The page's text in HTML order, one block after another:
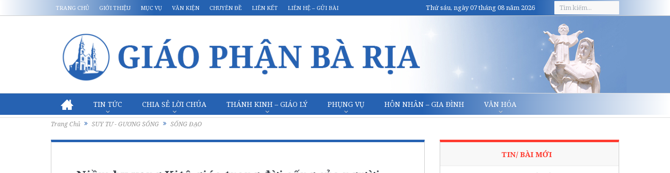
TRANG CHỦ GIỚI THIỆU MỤC VỤ VĂN KIỆN CHUYÊN ĐỀ LIÊN KẾT LIÊN HỆ – GỬI BÀI Thứ sáu, ngày 07 tháng 08 năm 2026
TIN TỨC CHIA SẺ LỜI CHÚA THÁNH KINH – GIÁO LÝ PHỤNG VỤ HÔN NHÂN – GIA ĐÌNH VĂN HÓA
Trang Chủ SUY TƯ - GƯƠNG SỐNG SỐNG ĐẠO
TIN/ BÀI MỚI